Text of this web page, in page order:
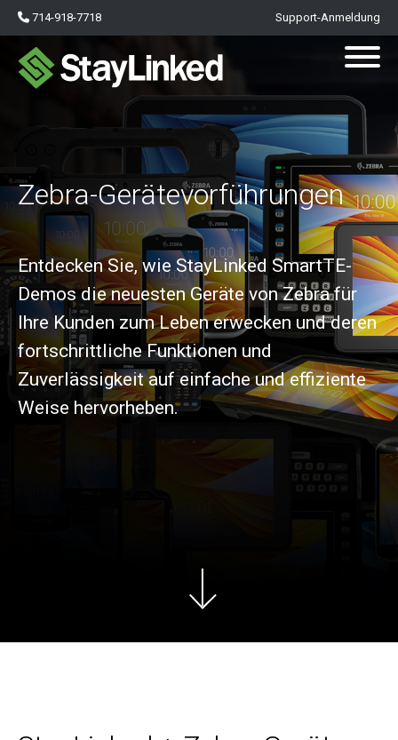
714-918-7718 Support-Anmeldung
Zebra-Gerätevorführungen
Entdecken Sie, wie StayLinked SmartTE-
Demos die neuesten Geräte von Zebra für
Ihre Kunden zum Leben erwecken und deren
fortschrittliche Funktionen und
Zuverlässigkeit auf einfache und effiziente
Weise hervorheben.